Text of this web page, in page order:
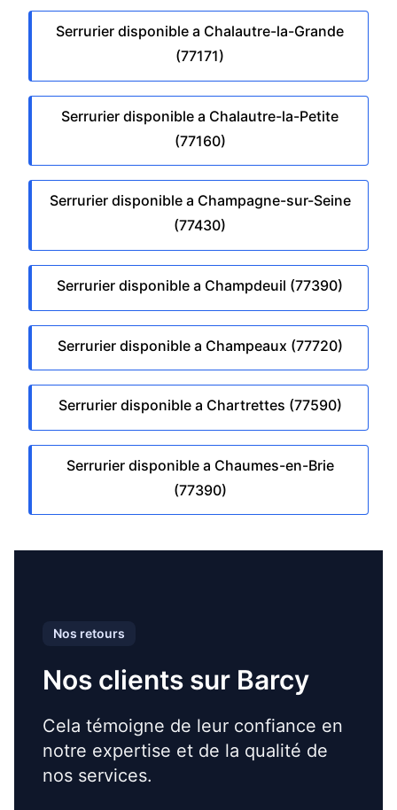
Serrurier disponible a Chalautre-la-Grande
(77171)
Serrurier disponible a Chalautre-la-Petite
(77160)
Serrurier disponible a Champagne-sur-Seine
(77430)
Serrurier disponible a Champdeuil (77390)
Serrurier disponible a Champeaux (77720)
Serrurier disponible a Chartrettes (77590)
Serrurier disponible a Chaumes-en-Brie
(77390)
Nos retours
Nos clients sur Barcy
Cela témoigne de leur confiance en
notre expertise et de la qualité de
nos services.